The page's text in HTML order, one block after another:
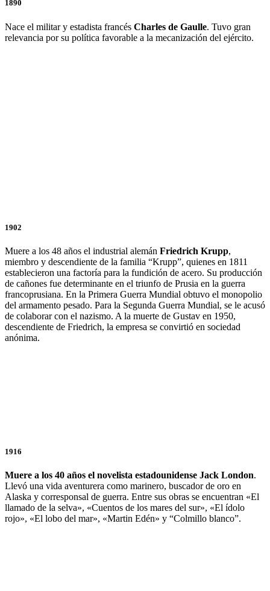
1890
Nace el militar y estadista francés Charles de Gaulle. Tuvo gran
relevancia por su política favorable a la mecanización del ejército.
1902
Muere a los 48 años el industrial alemán Friedrich Krupp,
miembro y descendiente de la familia “Krupp”, quienes en 1811
establecieron una factoría para la fundición de acero. Su producción
de cañones fue determinante en el triunfo de Prusia en la guerra
francoprusiana. En la Primera Guerra Mundial obtuvo el monopolio
del armamento pesado. Para la Segunda Guerra Mundial, se le acusó
de colaborar con el nazismo. A la muerte de Gustav en 1950,
descendiente de Friedrich, la empresa se convirtió en sociedad
anónima.
1916
Muere a los 40 años el novelista estadounidense Jack London.
Llevó una vida aventurera como marinero, buscador de oro en
Alaska y corresponsal de guerra. Entre sus obras se encuentran «El
llamado de la selva», «Cuentos de los mares del sur», «El ídolo
rojo», «El lobo del mar», «Martin Edén» y “Colmillo blanco”.